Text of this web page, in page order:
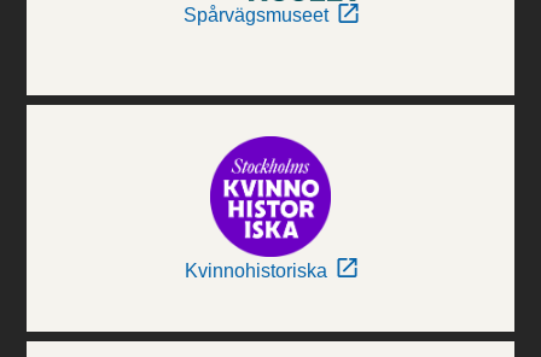
Spårvägsmuseet
Kvinnohistoriska